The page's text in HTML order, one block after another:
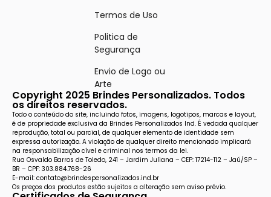
Termos de Uso
Politica de
Segurança
Envio de Logo ou
Arte
Copyright 2025 Brindes Personalizados. Todos
os direitos reservados.
Todo o conteúdo do site, incluindo fotos, imagens, logotipos, marcas e layout,
é de propriedade exclusiva da Brindes Personalizados Ind. É vedada qualquer
reprodução, total ou parcial, de qualquer elemento de identidade sem
expressa autorização. A violação de qualquer direito mencionado implicará
na responsabilização cível e criminal nos termos da lei.
Rua Osvaldo Barros de Toledo, 241 – Jardim Juliana – CEP: 17214-112 – Jaú/SP –
BR – CPF: 303.884.768-26
E-mail: contato@brindespersonalizados.ind.br
Os preços dos produtos estão sujeitos a alteração sem aviso prévio.